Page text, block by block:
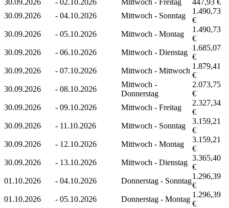
30.09.2026
- 04.10.2026 Mittwoch - Sonntag
1.490,73
€
30.09.2026
- 05.10.2026 Mittwoch - Montag
1.490,73
€
30.09.2026
- 06.10.2026 Mittwoch - Dienstag
1.685,07
€
30.09.2026
- 07.10.2026 Mittwoch - Mittwoch
1.879,41
€
30.09.2026
- 08.10.2026
Mittwoch -
Donnerstag
2.073,75
€
30.09.2026
- 09.10.2026 Mittwoch - Freitag
2.327,34
€
30.09.2026
- 11.10.2026 Mittwoch - Sonntag
3.159,21
€
30.09.2026
- 12.10.2026 Mittwoch - Montag
3.159,21
€
30.09.2026
- 13.10.2026 Mittwoch - Dienstag
3.365,40
€
01.10.2026
- 04.10.2026 Donnerstag - Sonntag
1.296,39
€
01.10.2026
- 05.10.2026 Donnerstag - Montag
1.296,39
€